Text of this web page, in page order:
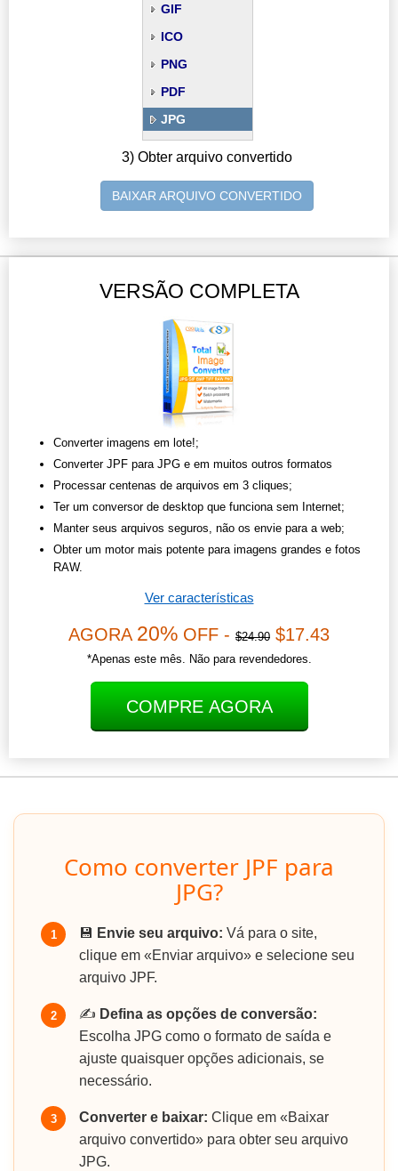
GIF
ICO
PNG
PDF
JPG
3) Obter arquivo convertido
BAIXAR ARQUIVO CONVERTIDO
VERSÃO COMPLETA
Converter imagens em lote!;
Converter JPF para JPG e em muitos outros formatos
Processar centenas de arquivos em 3 cliques;
Ter um conversor de desktop que funciona sem Internet;
Manter seus arquivos seguros, não os envie para a web;
Obter um motor mais potente para imagens grandes e fotos
RAW.
Ver características
AGORA 20% OFF - $24.90 $17.43
*Apenas este mês. Não para revendedores.
COMPRE AGORA
Como converter JPF para
JPG?
1 💾 Envie seu arquivo: Vá para o site,
clique em «Enviar arquivo» e selecione seu
arquivo JPF.
2 ✍️ Defina as opções de conversão:
Escolha JPG como o formato de saída e
ajuste quaisquer opções adicionais, se
necessário.
3 Converter e baixar: Clique em «Baixar
arquivo convertido» para obter seu arquivo
JPG.